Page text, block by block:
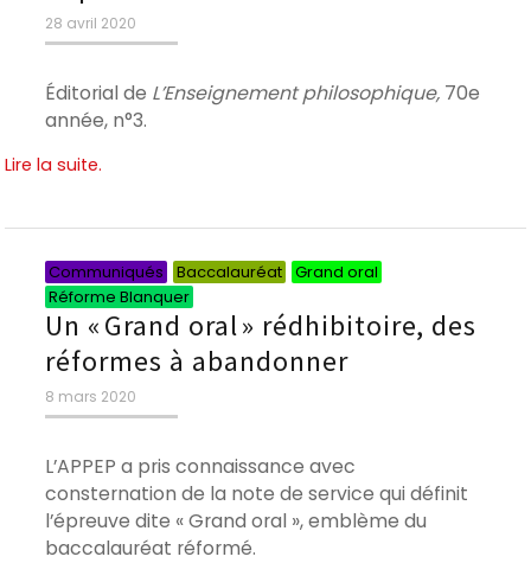
Publié
le
28 avril 2020
Éditorial de L’Enseignement philosophique, 70e
année, n°3.
Lire la suite.
Communiqués Baccalauréat Grand oral
Réforme Blanquer
Un « Grand oral » rédhibitoire, des
réformes à abandonner
Publié
le
8 mars 2020
L’APPEP a pris connaissance avec
consternation de la note de service qui définit
l’épreuve dite « Grand oral », emblème du
baccalauréat réformé.